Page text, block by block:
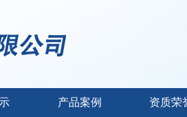
产品案例 资质荣